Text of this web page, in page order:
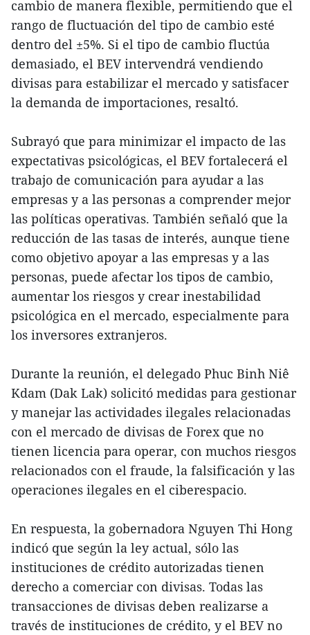
cambio de manera flexible, permitiendo que el
rango de fluctuación del tipo de cambio esté
dentro del ±5%. Si el tipo de cambio fluctúa
demasiado, el BEV intervendrá vendiendo
divisas para estabilizar el mercado y satisfacer
la demanda de importaciones, resaltó.
Subrayó que para minimizar el impacto de las
expectativas psicológicas, el BEV fortalecerá el
trabajo de comunicación para ayudar a las
empresas y a las personas a comprender mejor
las políticas operativas. También señaló que la
reducción de las tasas de interés, aunque tiene
como objetivo apoyar a las empresas y a las
personas, puede afectar los tipos de cambio,
aumentar los riesgos y crear inestabilidad
psicológica en el mercado, especialmente para
los inversores extranjeros.
Durante la reunión, el delegado Phuc Binh Niê
Kdam (Dak Lak) solicitó medidas para gestionar
y manejar las actividades ilegales relacionadas
con el mercado de divisas de Forex que no
tienen licencia para operar, con muchos riesgos
relacionados con el fraude, la falsificación y las
operaciones ilegales en el ciberespacio.
En respuesta, la gobernadora Nguyen Thi Hong
indicó que según la ley actual, sólo las
instituciones de crédito autorizadas tienen
derecho a comerciar con divisas. Todas las
transacciones de divisas deben realizarse a
través de instituciones de crédito, y el BEV no